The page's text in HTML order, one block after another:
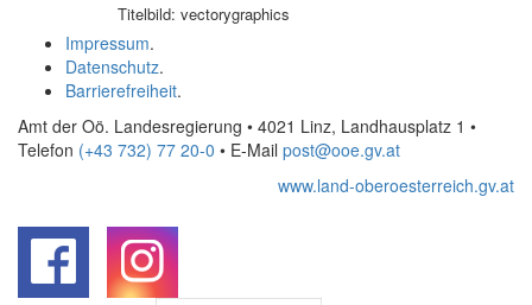
Titelbild: vectorygraphics
Impressum.
Datenschutz.
Barrierefreiheit.
Amt der Oö. Landesregierung • 4021 Linz, Landhausplatz 1 •
Telefon (+43 732) 77 20-0 • E-Mail post@ooe.gv.at
www.land-oberoesterreich.gv.at